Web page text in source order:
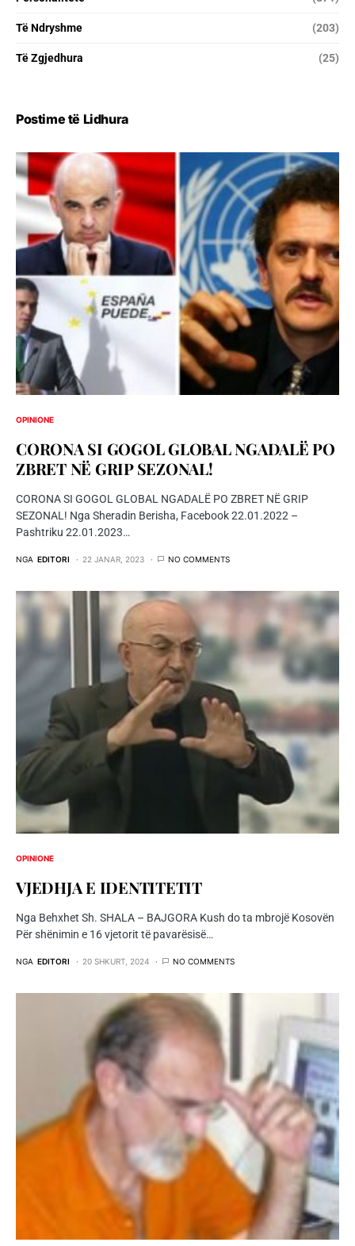
Të Ndryshme (203)
Të Zgjedhura (25)
Postime të Lidhura
OPINIONE
CORONA SI GOGOL GLOBAL NGADALË PO
ZBRET NË GRIP SEZONAL!
CORONA SI GOGOL GLOBAL NGADALË PO ZBRET NË GRIP
SEZONAL! Nga Sheradin Berisha, Facebook 22.01.2022 –
Pashtriku 22.01.2023…
NGA EDITORI 22 JANAR, 2023 NO COMMENTS
OPINIONE
VJEDHJA E IDENTITETIT
Nga Behxhet Sh. SHALA – BAJGORA Kush do ta mbrojë Kosovën
Për shënimin e 16 vjetorit të pavarësisë…
NGA EDITORI 20 SHKURT, 2024 NO COMMENTS